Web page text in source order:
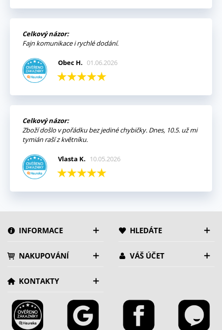
Celkový názor:
Fajn komunikace i rychlé dodání.
Obec H. 01.06.2026
Celkový názor:
Zboží došlo v pořádku bez jediné chybičky. Dnes, 10.5. už mi
tymián raší z květníku.
Vlasta K. 10.05.2026
INFORMACE HLEDÁTE
NAKUPOVÁNÍ VÁŠ ÚČET
KONTAKTY